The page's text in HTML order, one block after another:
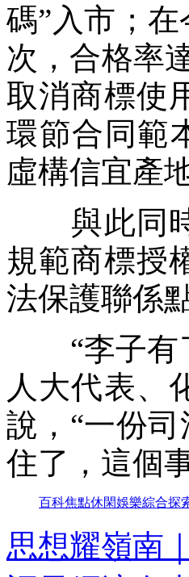
碼”入市；
次，合格率
取消商標使
環節合同範
虛構信宜產
與此同時
規範商標授
法保護聯係
“李子有了
人大代表、
說，“一份
住了，這個
百科焦點休閑娛樂綜合探
思想耀嶺南